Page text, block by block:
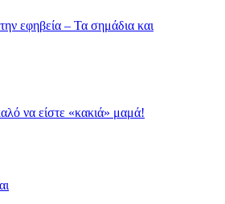
εφηβεία – Τα σημάδια και
να είστε «κακιά» μαμά!